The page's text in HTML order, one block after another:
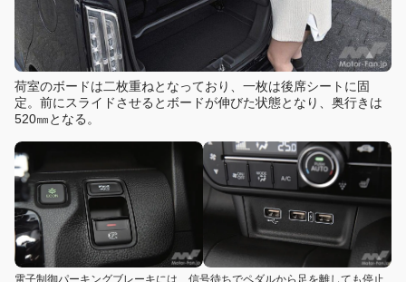
荷室のボードは二枚重ねとなっており、一枚は後席シートに固
定。前にスライドさせるとボードが伸びた状態となり、奥行きは
520㎜となる。